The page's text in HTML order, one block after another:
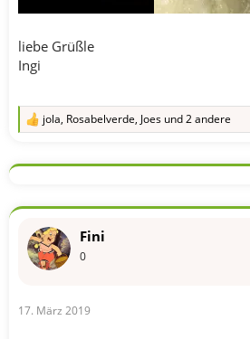
liebe Grüßle
Ingi
R
k
o
e
n
jola, Rosabelverde, Joes und 2 andere
Fini
0
17. März 2019